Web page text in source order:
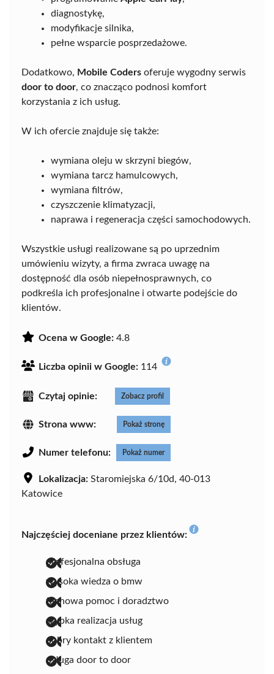
diagnostykę,
modyfikacje silnika,
pełne wsparcie posprzedażowe.
Dodatkowo, Mobile Coders oferuje wygodny serwis
door to door, co znacząco podnosi komfort
korzystania z ich usług.
W ich ofercie znajduje się także:
wymiana oleju w skrzyni biegów,
wymiana tarcz hamulcowych,
wymiana filtrów,
czyszczenie klimatyzacji,
naprawa i regeneracja części samochodowych.
Wszystkie usługi realizowane są po uprzednim
umówieniu wizyty, a firma zwraca uwagę na
dostępność dla osób niepełnosprawnych, co
podkreśla ich profesjonalne i otwarte podejście do
klientów.
Ocena w Google: 4.8
Liczba opinii w Google: 114
Czytaj opinie: Zobacz profil
Strona www: Pokaż stronę
Numer telefonu: Pokaż numer
Lokalizacja: Staromiejska 6/10d, 40-013
Katowice
Najczęściej doceniane przez klientów:
profesjonalna obsługa
wysoka wiedza o bmw
fachowa pomoc i doradztwo
szybka realizacja usług
dobry kontakt z klientem
usługa door to door